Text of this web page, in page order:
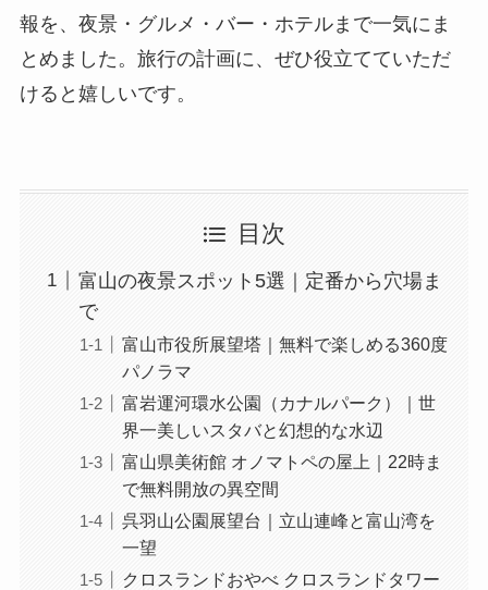
報を、夜景・グルメ・バー・ホテルまで一気にま
とめました。旅行の計画に、ぜひ役立てていただ
けると嬉しいです。
目次
富山の夜景スポット5選｜定番から穴場ま
で
富山市役所展望塔｜無料で楽しめる360度
パノラマ
富岩運河環水公園（カナルパーク）｜世
界一美しいスタバと幻想的な水辺
富山県美術館 オノマトペの屋上｜22時ま
で無料開放の異空間
呉羽山公園展望台｜立山連峰と富山湾を
一望
クロスランドおやべ クロスランドタワー